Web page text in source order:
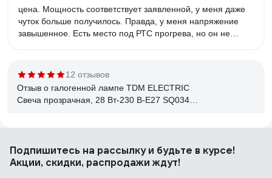
цена. Мощность соответствует заявленной, у меня даже
чуток больше получилось. Правда, у меня напряжение
завышенное. Есть место под РТС прогрева, но он не
12 отзывов
Отзыв о галогенной лампе TDM ELECTRIC
Свеча прозрачная, 28 Вт-230 В-Е27 SQ0341-
Свет теплый, при низком напряжении не отключаются
полностью, как это делают светодиоды, а чуть-чуть
Подпишитесь на рассылкуи будьте в курсе!
Акции, скидки, распродажи ждут!